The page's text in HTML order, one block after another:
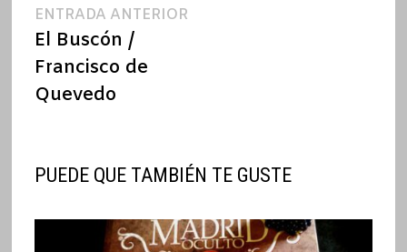
Navegación
de
entradas
ENTRADA ANTERIOREntrada
El Buscón /
Francisco de
Quevedo
PUEDE QUE TAMBIÉN TE GUSTE